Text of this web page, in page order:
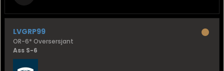
LVGRP99
OR-6* Oversersjant
Ass S-6